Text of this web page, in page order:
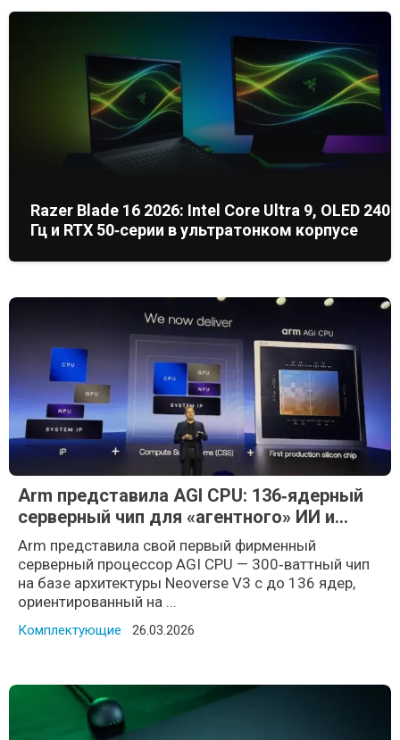
Razer Blade 16 2026: Intel Core Ultra 9, OLED 240
Гц и RTX 50‑серии в ультратонком корпусе
Arm представила AGI CPU: 136‑ядерный
серверный чип для «агентного» ИИ и
дата‑центров
Arm представила свой первый фирменный
серверный процессор AGI CPU — 300‑ваттный чип
на базе архитектуры Neoverse V3 с до 136 ядер,
ориентированный на ...
Комплектующие Posted on
26.03.2026